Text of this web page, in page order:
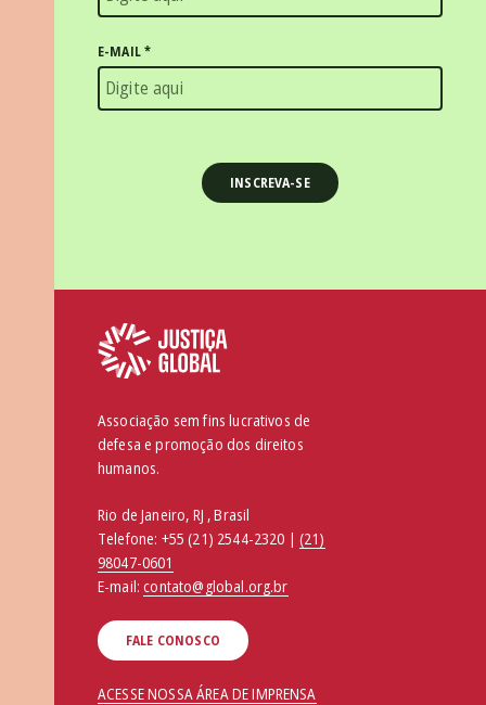
E-MAIL*
Associação sem fins lucrativos de
defesa e promoção dos direitos
humanos.
Rio de Janeiro, RJ , Brasil
Telefone: +55 (21) 2544-2320 | (21)
98047-0601
E-mail:contato@global.org.br
FALE CONOSCO
ACESSE NOSSA ÁREA DE IMPRENSA